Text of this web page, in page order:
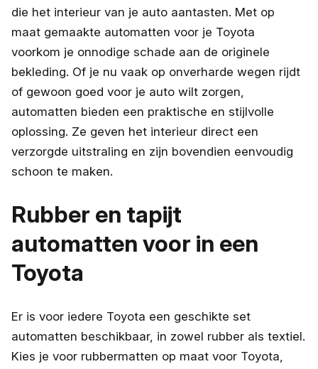
die het interieur van je auto aantasten. Met op
maat gemaakte automatten voor je Toyota
voorkom je onnodige schade aan de originele
bekleding. Of je nu vaak op onverharde wegen rijdt
of gewoon goed voor je auto wilt zorgen,
automatten bieden een praktische en stijlvolle
oplossing. Ze geven het interieur direct een
verzorgde uitstraling en zijn bovendien eenvoudig
schoon te maken.
Rubber en tapijt
automatten voor in een
Toyota
Er is voor iedere Toyota een geschikte set
automatten beschikbaar, in zowel rubber als textiel.
Kies je voor rubbermatten op maat voor Toyota,